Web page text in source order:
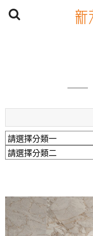
捷運： 中和線【頂
原Line已滿 無
開車：中山路1段
捷運： 中和線【頂
原Line已滿 無